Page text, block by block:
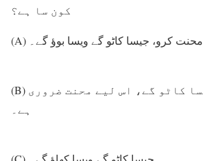
کون سا ہے؟
(A) محنت کرو، جیسا کاٹو گے ویسا بوؤ گے۔
(B) جیسا بوؤ گے ویسا کاٹو گے، اس لیے محنت ضروری
ہے۔